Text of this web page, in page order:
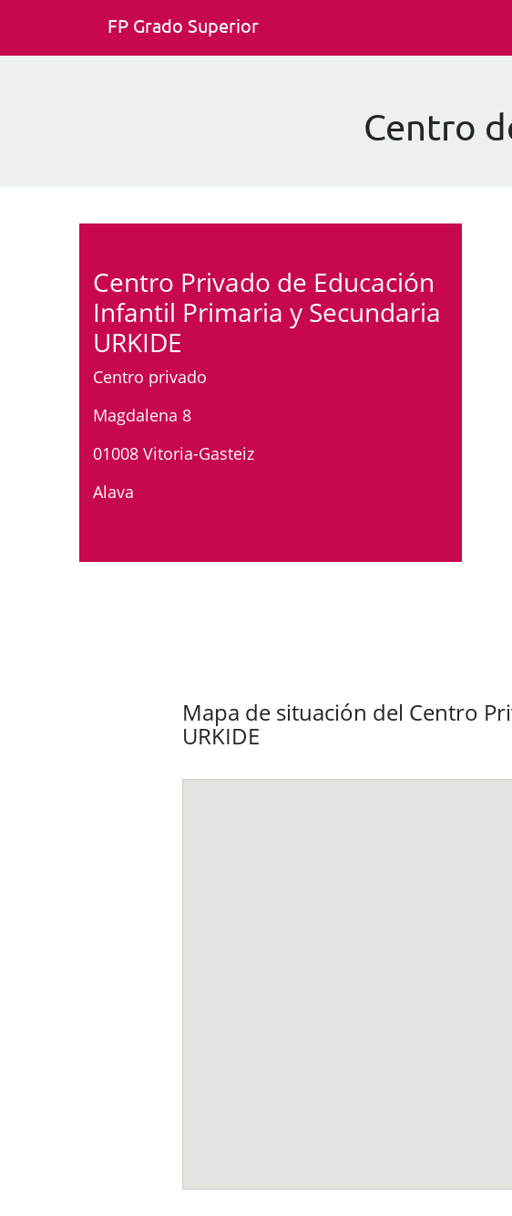
FP Grado Superior
Centro
Centro Privado de Educación
Infantil Primaria y Secundaria
URKIDE
Centro privado
Magdalena 8
01008 Vitoria-Gasteiz
Alava
Mapa de situación del Centro
URKIDE